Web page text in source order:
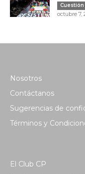
octubre 7,
Nosotros
Contáctanos
Sugerencias de
Términos y
El Club CP